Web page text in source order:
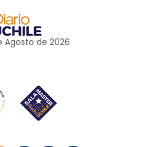
Agosto de 2026